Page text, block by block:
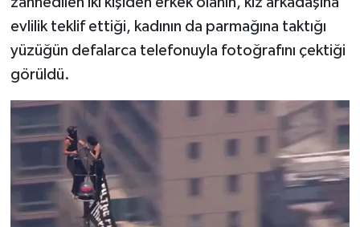
evlilik teklif ettiği, kadının da parmağına taktığı
yüzüğün defalarca telefonuyla fotoğrafını çektiği
görüldü.